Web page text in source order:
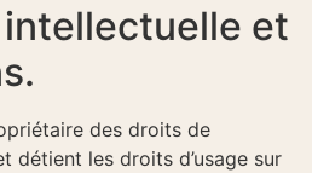
et
des droits de
détient les droits d’usage sur